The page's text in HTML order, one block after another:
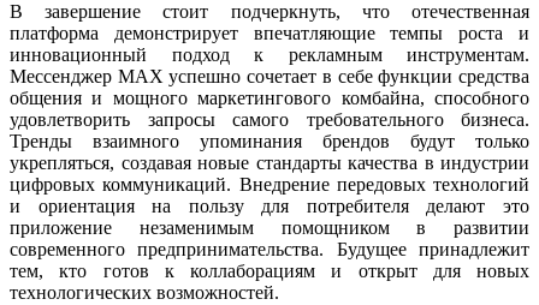
В завершение стоит подчеркнуть, что отечественная
платформа демонстрирует впечатляющие темпы роста и
инновационный подход к рекламным инструментам.
Мессенджер MAX успешно сочетает в себе функции средства
общения и мощного маркетингового комбайна, способного
удовлетворить запросы самого требовательного бизнеса.
Тренды взаимного упоминания брендов будут только
укрепляться, создавая новые стандарты качества в индустрии
цифровых коммуникаций. Внедрение передовых технологий
и ориентация на пользу для потребителя делают это
приложение незаменимым помощником в развитии
современного предпринимательства. Будущее принадлежит
тем, кто готов к коллаборациям и открыт для новых
технологических возможностей.